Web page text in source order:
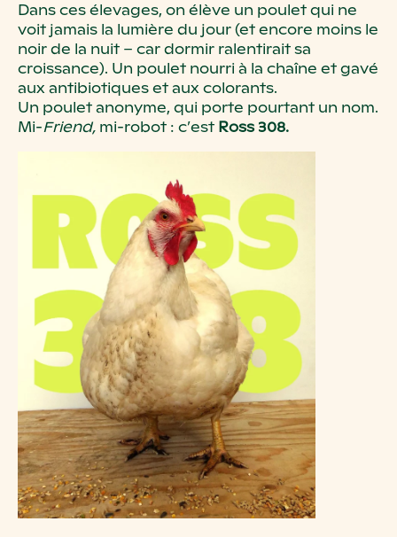
Dans ces élevages, on élève un poulet qui ne
voit jamais la lumière du jour (et encore moins le
noir de la nuit – car dormir ralentirait sa
croissance). Un poulet nourri à la chaîne et gavé
aux antibiotiques et aux colorants.
Un poulet anonyme, qui porte pourtant un nom.
Mi-Friend, mi-robot : c’est Ross 308.